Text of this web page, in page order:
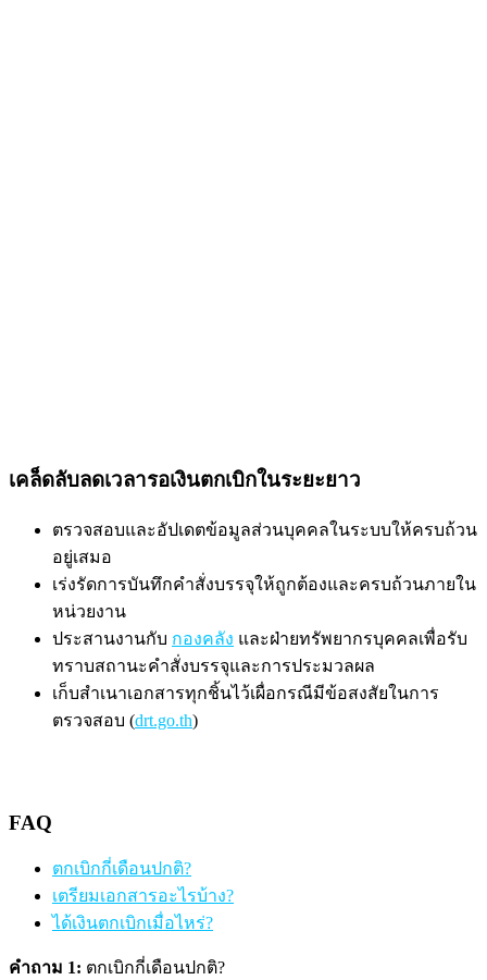
เคล็ดลับลดเวลารอเงินตกเบิกในระยะยาว
ตรวจสอบและอัปเดตข้อมูลส่วนบุคคลในระบบให้ครบถ้วน
อยู่เสมอ
เร่งรัดการบันทึกคำสั่งบรรจุให้ถูกต้องและครบถ้วนภายใน
หน่วยงาน
ประสานงานกับ กองคลัง และฝ่ายทรัพยากรบุคคลเพื่อรับ
ทราบสถานะคำสั่งบรรจุและการประมวลผล
เก็บสำเนาเอกสารทุกชิ้นไว้เผื่อกรณีมีข้อสงสัยในการ
ตรวจสอบ (drt.go.th)
FAQ
ตกเบิกกี่เดือนปกติ?
เตรียมเอกสารอะไรบ้าง?
ได้เงินตกเบิกเมื่อไหร่?
คำถาม 1: ตกเบิกกี่เดือนปกติ?